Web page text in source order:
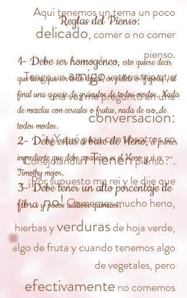
Aquí tenemos un tema un poco
delicado, comer o no comer
pienso.
Tengo unamigoveterinario que
una vez me preguntó en una
conversación:
"-¿Y qué pasa con vosotros en
Conejolandia?Tienenpienso?".
¡Por supuesto me reí y le dije que
no!Comemos mucho heno,
hierbas yverdurasde hoja verde,
algo de fruta y cuando tenemos algo
de vegetales, pero
efectivamente no comemos
Reglas del Pienso:
1- Debe ser homogéneo, esto quiere decir
que tiene que ser todo igual, en pellets o "frijoles", al
final una especie de gránulos de todos modos. Nada
de mezclas con cereales o frutas, nada de eso, de
todos modos.
2- Debe estar a base de Heno, el primer
ingrediente que debe aparecer es el Heno y si es
Timothy mejor.
3- Debe tener un alto porcentaje de
fibra y pocos aditivos químicos.